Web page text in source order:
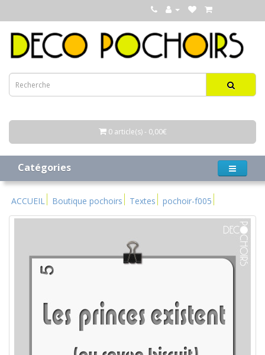
0 article(s) - 0,00€
Catégories
ACCUEIL Boutique pochoirs Textes pochoir-f005